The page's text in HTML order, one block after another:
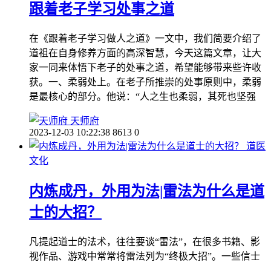
跟着老子学习处事之道
在《跟着老子学习做人之道》一文中，我们简要介绍了
道祖在自身修养方面的高深智慧，今天这篇文章，让大
家一同来体悟下老子的处事之道，希望能够带来些许收
获。一、柔弱处上。在老子所推崇的处事原则中，柔弱
是最核心的部分。他说：“人之生也柔弱，其死也坚强
天师府
2023-12-03 10:22:38 8613 0
道医
文化
内炼成丹，外用为法|雷法为什么是道
士的大招？
凡提起道士的法术，往往要谈“雷法”，在很多书籍、影
视作品、游戏中常常将雷法列为“终极大招”。一些信士